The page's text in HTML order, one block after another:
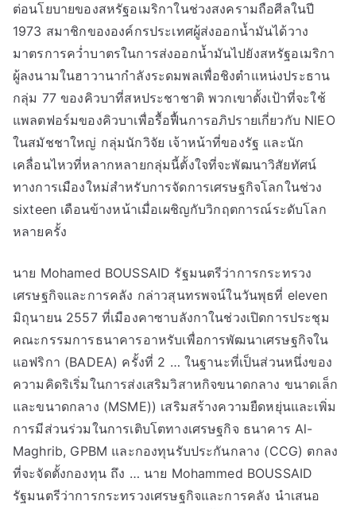
ต่อนโยบายของสหรัฐอเมริกาในช่วงสงครามถือศีลในปี
1973 สมาชิกขององค์กรประเทศผู้ส่งออกน้ำมันได้วาง
มาตรการคว่ำบาตรในการส่งออกน้ำมันไปยังสหรัฐอเมริกา
ผู้ลงนามในฮาวานากำลังระดมพลเพื่อชิงตำแหน่งประธาน
กลุ่ม 77 ของคิวบาที่สหประชาชาติ พวกเขาตั้งเป้าที่จะใช้
แพลตฟอร์มของคิวบาเพื่อรื้อฟื้นการอภิปรายเกี่ยวกับ NIEO
ในสมัชชาใหญ่ กลุ่มนักวิจัย เจ้าหน้าที่ของรัฐ และนัก
เคลื่อนไหวที่หลากหลายกลุ่มนี้ตั้งใจที่จะพัฒนาวิสัยทัศน์
ทางการเมืองใหม่สำหรับการจัดการเศรษฐกิจโลกในช่วง
sixteen เดือนข้างหน้าเมื่อเผชิญกับวิกฤตการณ์ระดับโลก
หลายครั้ง
นาย Mohamed BOUSSAID รัฐมนตรีว่าการกระทรวง
เศรษฐกิจและการคลัง กล่าวสุนทรพจน์ในวันพุธที่ eleven
มิถุนายน 2557 ที่เมืองคาซาบลังกาในช่วงเปิดการประชุม
คณะกรรมการธนาคารอาหรับเพื่อการพัฒนาเศรษฐกิจใน
แอฟริกา (BADEA) ครั้งที่ 2 … ในฐานะที่เป็นส่วนหนึ่งของ
ความคิดริเริ่มในการส่งเสริมวิสาหกิจขนาดกลาง ขนาดเล็ก
และขนาดกลาง (MSME)) เสริมสร้างความยืดหยุ่นและเพิ่ม
การมีส่วนร่วมในการเติบโตทางเศรษฐกิจ ธนาคาร Al-
Maghrib, GPBM และกองทุนรับประกันกลาง (CCG) ตกลง
ที่จะจัดตั้งกองทุน ถึง … นาย Mohammed BOUSSAID
รัฐมนตรีว่าการกระทรวงเศรษฐกิจและการคลัง นำเสนอ